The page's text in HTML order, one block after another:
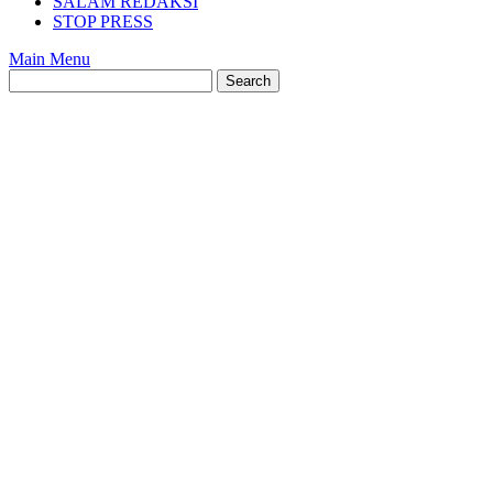
STOP PRESS
Main Menu